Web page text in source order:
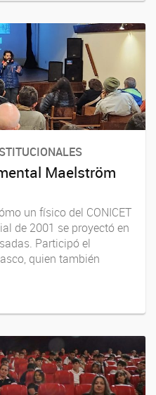
Maelström
un físico del CONICET
de 2001 se proyectó en
Participó el
quien también